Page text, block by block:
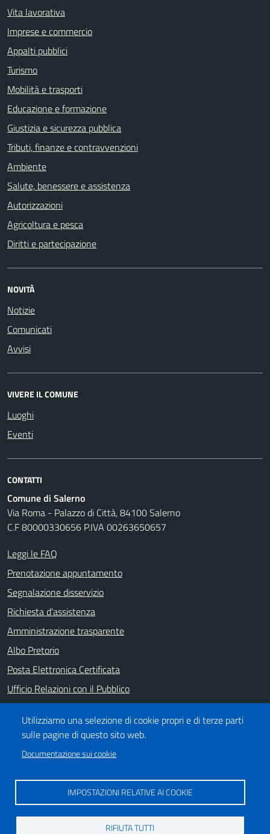
Utilizziamo una selezione di cookie propri e di terze parti
sulle pagine di questo sito web.
Documentazione sui cookie
IMPOSTAZIONI RELATIVE AI COOKIE
RIFIUTA TUTTI
Vita lavorativa
Imprese e commercio
Appalti pubblici
Turismo
Mobilità e trasporti
Educazione e formazione
Giustizia e sicurezza pubblica
Tributi, finanze e contravvenzioni
Ambiente
Salute, benessere e assistenza
Autorizzazioni
Agricoltura e pesca
Diritti e partecipazione
NOVITÀ
Notizie
Comunicati
Avvisi
VIVERE IL COMUNE
Luoghi
Eventi
CONTATTI
Comune di Salerno
Via Roma - Palazzo di Città, 84100 Salerno
C.F 80000330656 P.IVA 00263650657
Leggi le FAQ
Prenotazione appuntamento
Segnalazione disservizio
Richiesta d'assistenza
Amministrazione trasparente
Albo Pretorio
Posta Elettronica Certificata
Ufficio Relazioni con il Pubblico
Note legali
Informativa privacy